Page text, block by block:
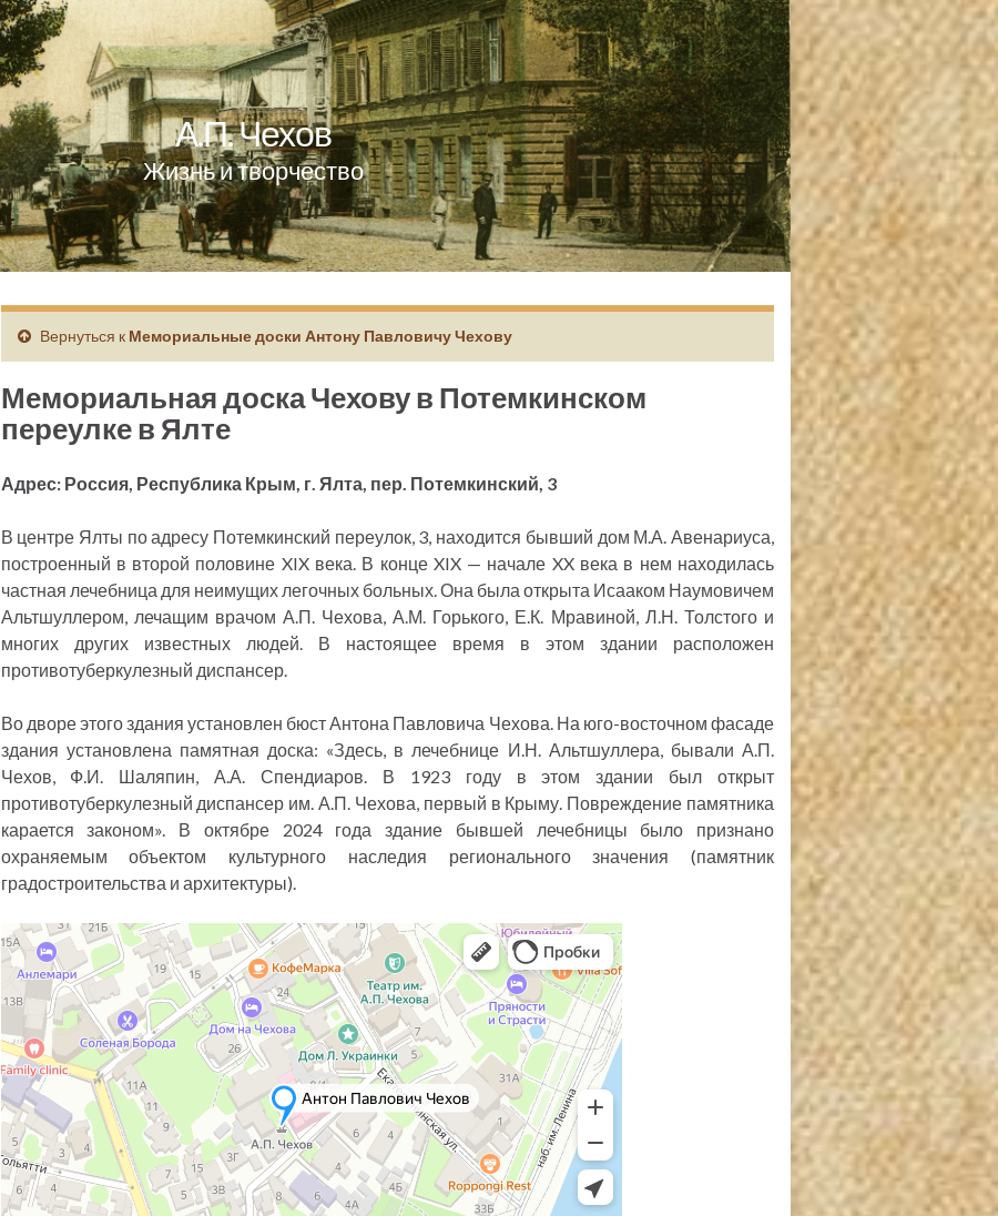
А.П. Чехов
Жизнь и творчество
Вернуться к Мемориальные доски Антону Павловичу Чехову
Мемориальная доска Чехову в Потемкинском
переулке в Ялте
Адрес: Россия, Республика Крым, г. Ялта, пер. Потемкинский, 3
В центре Ялты по адресу Потемкинский переулок, 3, находится бывший дом М.А. Авенариуса,
построенный в второй половине XIX века. В конце XIX — начале XX века в нем находилась
частная лечебница для неимущих легочных больных. Она была открыта Исааком Наумовичем
Альтшуллером, лечащим врачом А.П. Чехова, А.М. Горького, Е.К. Мравиной, Л.Н. Толстого и
многих других известных людей. В настоящее время в этом здании расположен
противотуберкулезный диспансер.
Во дворе этого здания установлен бюст Антона Павловича Чехова. На юго-восточном фасаде
здания установлена памятная доска: «Здесь, в лечебнице И.Н. Альтшуллера, бывали А.П.
Чехов, Ф.И. Шаляпин, А.А. Спендиаров. В 1923 году в этом здании был открыт
противотуберкулезный диспансер им. А.П. Чехова, первый в Крыму. Повреждение памятника
карается законом». В октябре 2024 года здание бывшей лечебницы было признано
охраняемым объектом культурного наследия регионального значения (памятник
градостроительства и архитектуры).